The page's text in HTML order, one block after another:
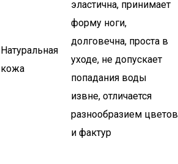
Натуральная
кожа
эластична, принимает
форму ноги,
долговечна, проста в
уходе, не допускает
попадания воды
извне, отличается
разнообразием цветов
и фактур